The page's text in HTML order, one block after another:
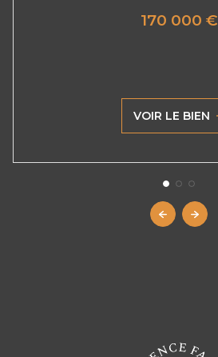
170 000 €
VOIR LE BIEN